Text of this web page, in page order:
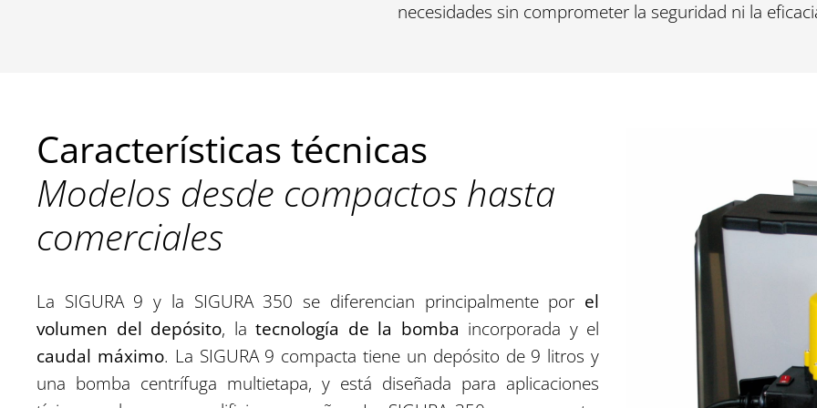
necesidades sin comprometer la seguridad ni la
Características técnicas
Modelos desde compactos hasta
comerciales
La SIGURA 9 y la SIGURA 350 se diferencian principalmente por el
volumen del depósito, la tecnología de la bomba incorporada y el
caudal máximo. La SIGURA 9 compacta tiene un depósito de 9 litros y
una bomba centrífuga multietapa, y está diseñada para aplicaciones